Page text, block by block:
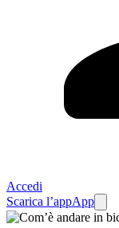
Accedi
Scarica l’appApp